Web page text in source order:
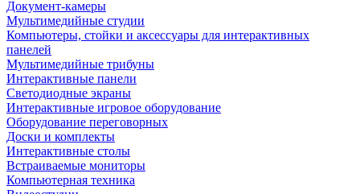
Документ-камеры
Мультимедийные студии
Компьютеры, стойки и аксессуары для интерактивных
панелей
Мультимедийные трибуны
Интерактивные панели
Светодиодные экраны
Интерактивные игровое оборудование
Оборудование переговорных
Доски и комплекты
Интерактивные столы
Встраиваемые мониторы
Компьютерная техника